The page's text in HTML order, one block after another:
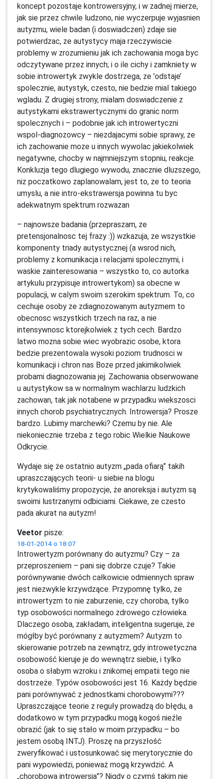
koncept pozostaje kontrowersyjny, i w zadnej mierze,
jak sie przez chwile ludzono, nie wyczerpuje wyjasnien
autyzmu, wiele badan (i doswiadczen) zdaje sie
potwierdzac, ze autystycy maja rzeczywiscie
problemy w zrozumieniu jak ich zachowania moga byc
odczytywane przez innych; i o ile cichy i zamkniety w
sobie introwertyk zwykle dostrzega, ze 'odstaje’
spolecznie, autystyk, czesto, nie bedzie mial takiego
wgladu. Z drugiej strony, mialam doswiadczenie z
autystykami ekstrawertycznymi do granic norm
spolecznych i – podobnie jak ich introwertyczni
wspol-diagnozowcy – niezdajacymi sobie sprawy, ze
ich zachowanie moze u innych wywolac jakiekolwiek
negatywne, chocby w najmniejszym stopniu, reakcje.
Konkluzja tego dlugiego wywodu, znacznie dluzszego,
niz poczatkowo zaplanowalam, jest to, ze to teoria
umyslu, a nie intro-ekstrawersja powinna tu byc
adekwatnym spektrum rozwazan
– najnowsze badania (przepraszam, ze
pretensjonalnosc tej frazy :)) wzkazuja, ze wszystkie
komponenty triady autystycznej (a wsrod nich,
problemy z komunikacja i relacjami spolecznymi, i
waskie zainteresowania – wszystko to, co autorka
artykulu przypisuje introwertykom) sa obecne w
populacji, w calym swoim szerokim spektrum. To, co
cechuje osoby ze zdiagnozowanym autyzmem to
obecnosc wszystkich trzech na raz, a nie
intensywnosc ktorejkolwiek z tych cech. Bardzo
latwo mozna sobie wiec wyobrazic osobe, ktora
bedzie prezentowala wysoki poziom trudnosci w
komunikacji i chron nas Boze przed jakimikolwiek
probami diagnozowania jej. Zachowania obserwowane
u autystykow sa w normalnym wachlarzu ludzkich
zachowan, tak jak notabene w przypadku wiekszosci
innych chorob psychiatrycznych. Introwersja? Prosze
bardzo. Lubimy marchewki? Czemu by nie. Ale
niekoniecznie trzeba z tego robic Wielkie Naukowe
Odkrycie.
Wydaje się że ostatnio autyzm „pada ofiarą” takih
upraszczających teorii- u siebie na blogu
krytykowaliśmy propozycje, że anoreksja i autyzm są
swoimi lustrzanymi odbiciami. Ciekawe, ze czesto
pada akurat na autyzm!
Veetor pisze:
18-01-2014 o 18:07
Introwertyzm porównany do autyzmu? Czy – za
przeproszeniem – pani się dobrze czuje? Takie
porównywanie dwóch całkowicie odmiennych spraw
jest niezwykle krzywdzące. Przypomnę tylko, że
introwertyzm to nie zaburzenie, czy choroba, tylko
typ osobowości normalnego zdrowego człowieka.
Dlaczego osoba, zakładam, inteligentna sugeruje, że
mógłby być porównany z autyzmem? Autyzm to
skierowanie potrzeb na zewnątrz, gdy introwetyczna
osobowość kieruje je do wewnątrz siebie, i tylko
osoba o słabym wzroku i znikomej empatii tego nie
dostrzeże. Typów osobowości jest 16. Każdy będzie
pani porównywać z jednostkami chorobowymi???
Upraszczające teorie z reguły prowadzą do błędu, a
dodatkowo w tym przypadku mogą kogoś nieźle
obrazić (jak to się stało w moim przypadku – bo
jestem osobą INTJ). Proszę na przyszłość
zweryfikować i ustosunkować się merytorycznie do
pani wypowiedzi, ponieważ mogą krzywdzić. A
„chorobowa introwersja”? Nigdy o czymś takim nie